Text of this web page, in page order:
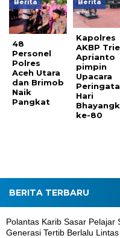
Berita
48
Personel
Polres
Aceh Utara
dan Brimob
Naik
Pangkat
Berita
Kapolres
AKBP Trie
Aprianto
pimpin
Upacara
Hari
ke-80
BERITA TERBARU
Polantas Karib Sasar Pelajar
Generasi Tertib Berlalu Lintas